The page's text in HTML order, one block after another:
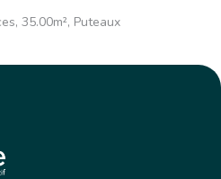
35.00m², Puteaux